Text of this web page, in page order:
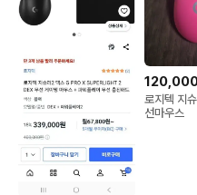
로지텍 지
선마우스